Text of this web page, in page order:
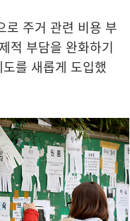
로 주거 관련 비용 부
적 부담을 완화하기
를 새롭게 도입했